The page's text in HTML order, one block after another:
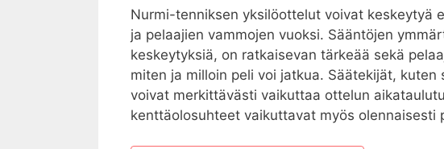
Nurmi-tenniksen yksilöottelut voivat keskeytyä
ja pelaajien vammojen vuoksi. Sääntöjen
keskeytyksiä, on ratkaisevan tärkeää sekä
miten ja milloin peli voi jatkua. Säätekijät,
voivat merkittävästi vaikuttaa ottelun
kenttäolosuhteet vaikuttavat myös olennaisesti